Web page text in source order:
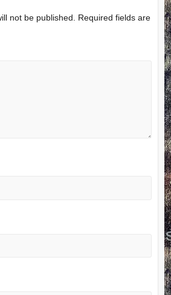
not be published.
Required fields are